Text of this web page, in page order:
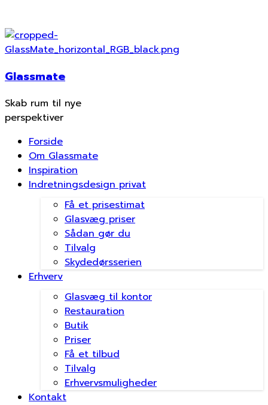
Glassmate
Skab rum til nye
perspektiver
Forside
Om Glassmate
Inspiration
Indretningsdesign privat
Få et prisestimat
Glasvæg priser
Sådan gør du
Tilvalg
Skydedørsserien
Erhverv
Glasvæg til kontor
Restauration
Butik
Priser
Få et tilbud
Tilvalg
Erhvervsmuligheder
Kontakt